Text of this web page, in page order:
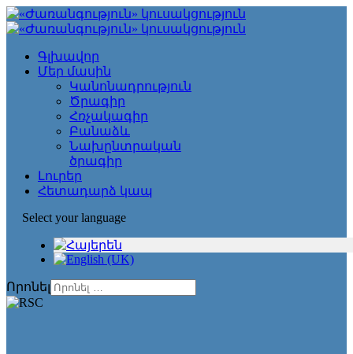
Գլխավոր
Մեր մասին
Կանոնադրություն
Ծրագիր
Հռչակագիր
Բանաձև
Նախընտրական
ծրագիր
Լուրեր
Հետադարձ կապ
Select your language
Որոնել